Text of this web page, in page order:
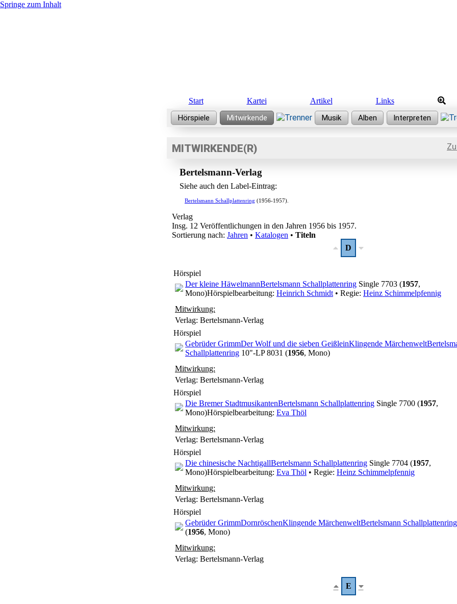
Springe zum Inhalt
Start Kartei Artikel Links
MITWIRKENDE(R)
Bertelsmann-Verlag
Siehe auch den Label-Eintrag:
Bertelsmann Schallplattenring (1956-1957).
Verlag
Insg. 12 Veröffentlichungen in den Jahren 1956 bis 1957.
Sortierung nach: Jahren • Katalogen • Titeln
D
Hörspiel
Der kleine HäwelmannBertelsmann Schallplattenring Single 7703 (1957,
Mono)Hörspielbearbeitung: Heinrich Schmidt • Regie: Heinz Schimmelpfennig
Mitwirkung:
Verlag: Bertelsmann-Verlag
Hörspiel
Gebrüder GrimmDer Wolf und die sieben GeißleinKlingende Märchenwelt
Schallplattenring 10"-LP 8031 (1956, Mono)
Mitwirkung:
Verlag: Bertelsmann-Verlag
Hörspiel
Die Bremer StadtmusikantenBertelsmann Schallplattenring Single 7700 (1957,
Mono)Hörspielbearbeitung: Eva Thöl
Mitwirkung:
Verlag: Bertelsmann-Verlag
Hörspiel
Die chinesische NachtigallBertelsmann Schallplattenring Single 7704 (1957,
Mono)Hörspielbearbeitung: Eva Thöl • Regie: Heinz Schimmelpfennig
Mitwirkung:
Verlag: Bertelsmann-Verlag
Hörspiel
Gebrüder GrimmDornröschenKlingende MärchenweltBertelsmann Schallplattenring
(1956, Mono)
Mitwirkung:
Verlag: Bertelsmann-Verlag
E